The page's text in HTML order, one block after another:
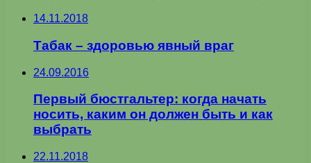
14.11.2018
Табак – здоровью явный враг
24.09.2016
Первый бюстгальтер: когда начать
носить, каким он должен быть и как
выбрать
22.11.2018